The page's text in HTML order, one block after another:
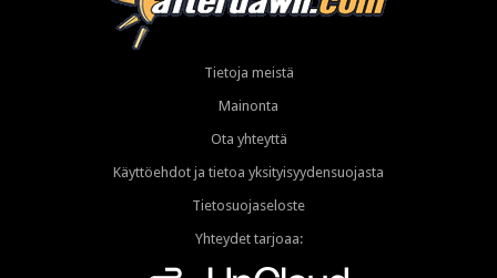
Tietoja meistä
Mainonta
Ota yhteyttä
Käyttöehdot ja tietoa yksityisyydensuojasta
Tietosuojaseloste
Yhteydet tarjoaa: